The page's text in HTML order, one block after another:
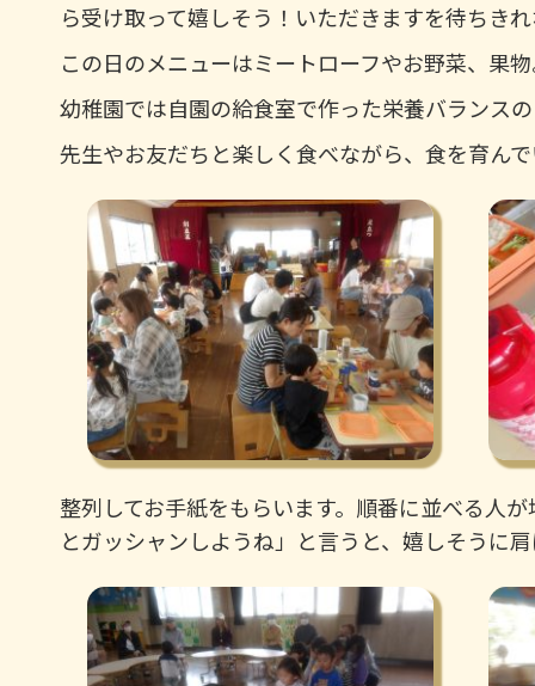
ら受け取って嬉しそう！いただきますを待ちき
この日のメニューはミートローフやお野菜、果
幼稚園では自園の給食室で作った栄養バランス
先生やお友だちと楽しく食べながら、食を育ん
整列してお手紙をもらいます。順番に並べる
とガッシャンしようね」と言うと、嬉しそうに